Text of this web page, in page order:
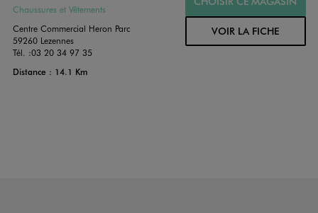
Chaussures et Vêtements
Centre Commercial Heron Parc
59260 Lezennes
Tél. :03 20 34 97 35
Distance : 14.1 Km
VOIR LA FICHE